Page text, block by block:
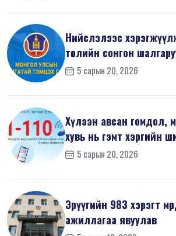
Нийслэлээс
төслийн сонгон
5 сарын 20, 2026
Хүлээн авсан гомдол,
хувь нь гэмт хэргийн
5 сарын 20, 2026
Эрүүгийн 983 хэрэгт
ажиллагаа явуулав